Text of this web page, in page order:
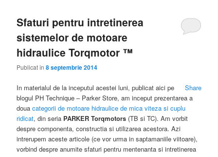
Sfaturi pentru intretinerea
sistemelor de motoare
hidraulice Torqmotor ™
Publicat în8 septembrie 2014
Share
In materialul de la inceputul acestei luni, publicat aici pe
blogul PH Technique – Parker Store, am inceput prezentarea a
doua categorii de motoare hidraulice de mica viteza si cuplu
ridicat, din seria PARKER Torqmotors (TB si TC). Am vorbit
despre componenta, constructia si utilizarea acestora. Azi
intrerupem aceste articole (ce vor urma in saptamaniile viitoare),
vorbind despre anumite sfaturi pentru mentenanta si intretinerea